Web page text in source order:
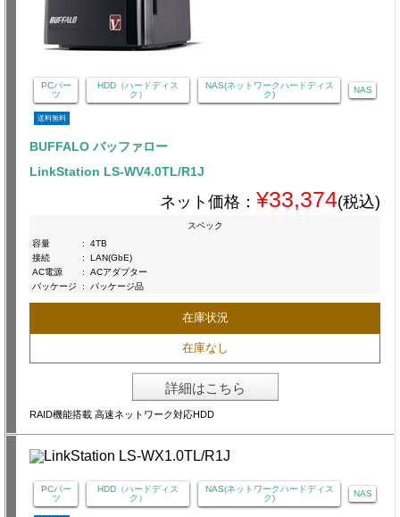
PCパー
ツ
HDD（ハードディス
ク）
NAS(ネットワークハードディス
ク)
NAS
送料無料
BUFFALO バッファロー
LinkStation LS-WV4.0TL/R1J
ネット価格： ¥33,374(税込)
スペック
容量
:
4TB
接続
:
LAN(GbE)
AC電源
:
ACアダプター
パッケージ
: パッケージ品
在庫状況
在庫なし
詳細はこちら
RAID機能搭載 高速ネットワーク対応HDD
PCパー
ツ
HDD（ハードディス
ク）
NAS(ネットワークハードディス
ク)
NAS